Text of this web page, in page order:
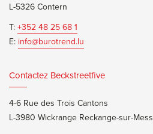
L-5326 Contern
T:+352 48 25 68 1
E: info@burotrend.lu
Contactez Beckstreetfive
4-6 Rue des Trois Cantons
L-3980 Wickrange Reckange-sur-Mess